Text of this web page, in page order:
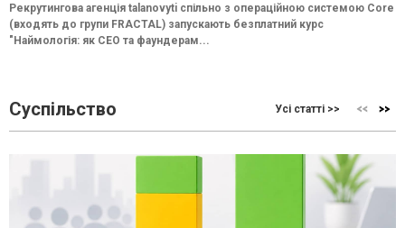
Рекрутингова агенція talanovyti спільно з операційною системою Core
(входять до групи FRACTAL) запускають безплатний курс
"Наймологія: як СEO та фаундерам...
Суспільство Усі статті >>